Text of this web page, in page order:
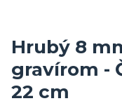
Hrubý 8
gravírom -
22 cm